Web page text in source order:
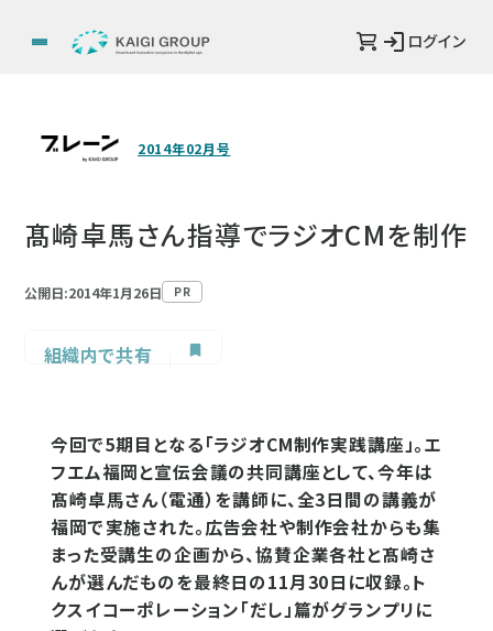
ログイン
2014年02月号
髙崎卓馬さん指導でラジオCMを制作
公開日:2014年1月26日 PR
組織内で共有
今回で5期目となる「ラジオCM制作実践講座」。エ
フエム福岡と宣伝会議の共同講座として、今年は
髙崎卓馬さん（電通）を講師に、全3日間の講義が
福岡で実施された。広告会社や制作会社からも集
まった受講生の企画から、協賛企業各社と髙崎さ
んが選んだものを最終日の11月30日に収録。ト
クスイコーポレーション「だし」篇がグランプリに